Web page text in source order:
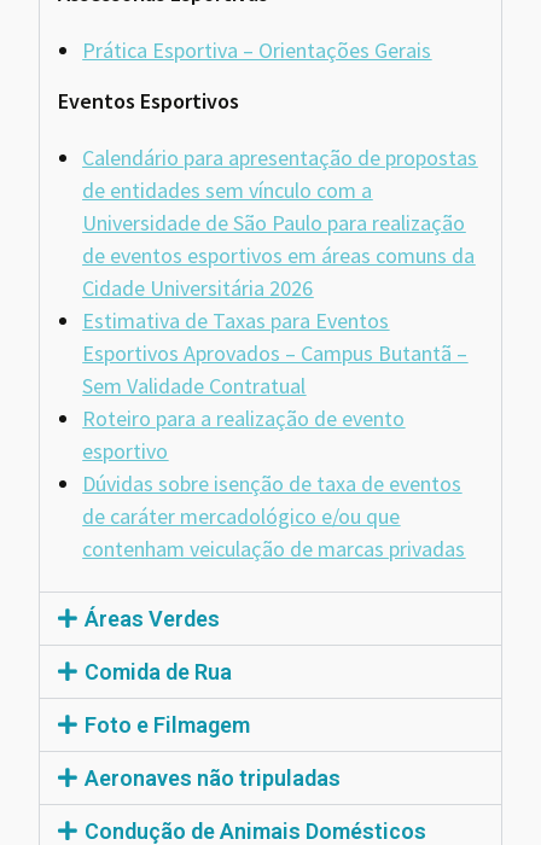
Prática Esportiva – Orientações Gerais
Eventos Esportivos
Calendário para apresentação de propostas
de entidades sem vínculo com a
Universidade de São Paulo para realização
de eventos esportivos em áreas comuns da
Cidade Universitária 2026
Estimativa de Taxas para Eventos
Esportivos Aprovados – Campus Butantã –
Sem Validade Contratual
Roteiro para a realização de evento
esportivo
Dúvidas sobre isenção de taxa de eventos
de caráter mercadológico e/ou que
contenham veiculação de marcas privadas
Áreas Verdes
Comida de Rua
Foto e Filmagem
Aeronaves não tripuladas
Condução de Animais Domésticos